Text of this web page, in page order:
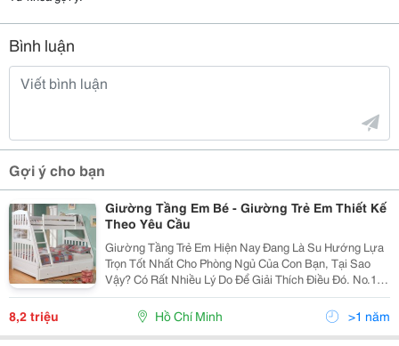
Bình luận
Gợi ý cho bạn
Giường Tầng Em Bé - Giường Trẻ Em Thiết Kế
Theo Yêu Cầu
Giường Tầng Trẻ Em Hiện Nay Đang Là Su Hướng Lựa
Trọn Tốt Nhất Cho Phòng Ngủ Của Con Bạn, Tại Sao
Vậy? Có Rất Nhiều Lý Do Để Giải Thích Điều Đó. No.1:
Giường Tầng Trẻ Em Đa Năng Tiết Kiệm Tối Đa Không
Gian Phòng Ngủ Của Con Bạn. Trong Thời Điểm Hi
8,2 triệu Hồ Chí Minh >1 năm